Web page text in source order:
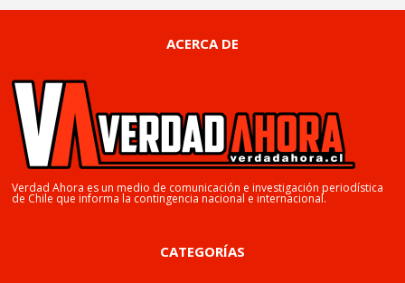
ACERCA DE
Verdad Ahora es un medio de comunicación e investigación periodística
de Chile que informa la contingencia nacional e internacional.
CATEGORÍAS